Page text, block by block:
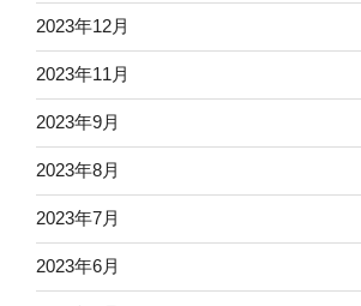
2023年12月
2023年11月
2023年9月
2023年8月
2023年7月
2023年6月